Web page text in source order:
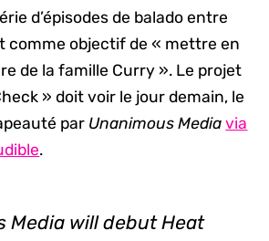
d’épisodes de balado entre
comme objectif de « mettre en
de la famille Curry ». Le projet
» doit voir le jour demain, le
par Unanimous Media via
.
Media will debut Heat